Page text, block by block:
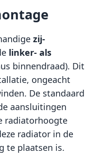
zij-
linker- als
binnendraad). Dit
ongeacht
De standaard
aansluitingen
radiatorhoogte
radiator in de
te plaatsen is.